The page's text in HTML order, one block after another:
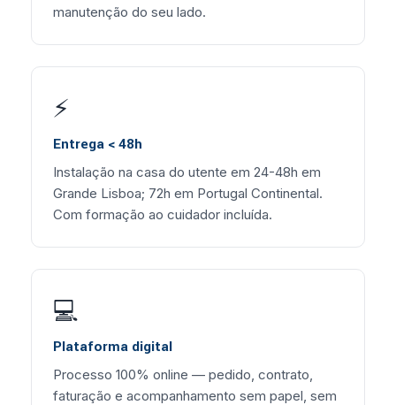
manutenção do seu lado.
⚡
Entrega < 48h
Instalação na casa do utente em 24-48h em
Grande Lisboa; 72h em Portugal Continental.
Com formação ao cuidador incluída.
💻
Plataforma digital
Processo 100% online — pedido, contrato,
faturação e acompanhamento sem papel, sem